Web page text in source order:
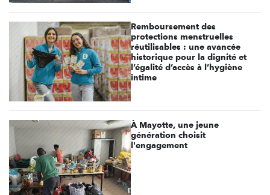
Remboursement des
protections menstruelles
réutilisables : une avancée
historique pour la dignité et
l’égalité d’accès à l’hygiène
intime
À Mayotte, une jeune
génération choisit
l'engagement